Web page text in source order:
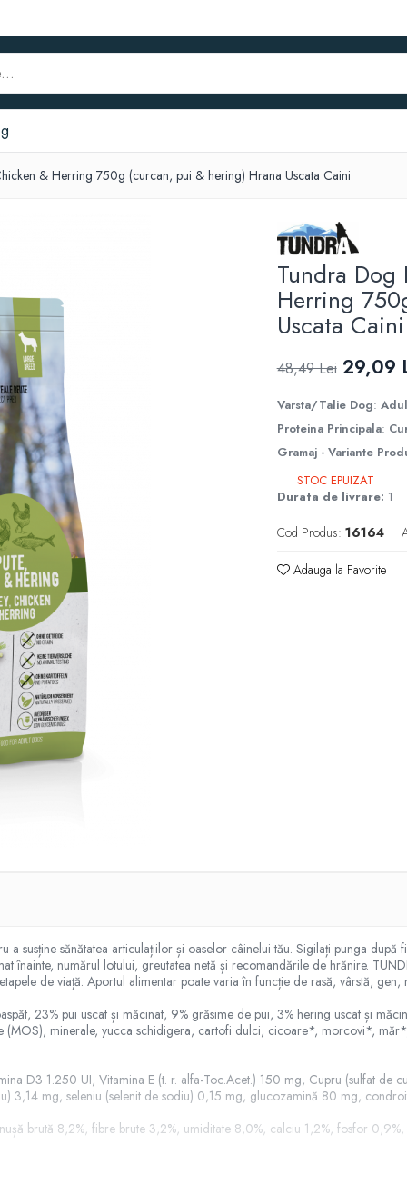
& Herring 750g (curcan, pui & hering) Hrana Uscata Caini
Tundra Dog
Herring
Uscata Caini
48,49 Lei 29,09
Varsta/Talie Dog:
Proteina Principala:
Gramaj - Variante
STOC EPUIZAT
Durata de livrare: 1
Cod Produs: 16164
Adauga la Favorite
susține sănătatea articulațiilor și oaselor câinelui tău. Sigilați punga
înainte, numărul lotului, greutatea netă și recomandările de hrănire.
de viață. Aportul alimentar poate varia în funcție de rasă, vârstă,
23% pui uscat și măcinat, 9% grăsime de pui, 3% hering uscat și
minerale, yucca schidigera, cartofi dulci, cicoare*, morcovi*,
D3 1.250 UI, Vitamina E (t. r. alfa-Toc.Acet.) 150 mg, Cupru (sulfat
3,14 mg, seleniu (selenit de sodiu) 0,15 mg, glucozamină 80 mg,
brută 8,2%, fibre brute 3,2%, umiditate 8,0%, calciu 1,2%, fosfor
de companie variază de la o persoană la alta și pot varia în